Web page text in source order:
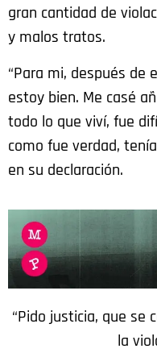
gran cantidad de
y malos tratos.
“Para mi, después de
estoy bien. Me casé
todo lo que viví, fue
como fue verdad,
en su declaración.
“Pido justicia, que se
la